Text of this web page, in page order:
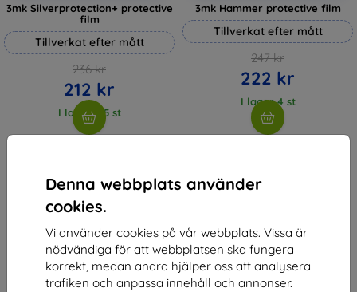
Denna webbplats använder
cookies.
Vi använder cookies på vår webbplats. Vissa är
nödvändiga för att webbplatsen ska fungera
korrekt, medan andra hjälper oss att analysera
trafiken och anpassa innehåll och annonser.
3mk Silverprotection+ protective
film
Tillverkat efter mått
236 kr
212 kr
I lager > 5 st
3mk Hammer protective film
Tillverkat efter mått
247 kr
222 kr
I lager 4 st
av totalt4.